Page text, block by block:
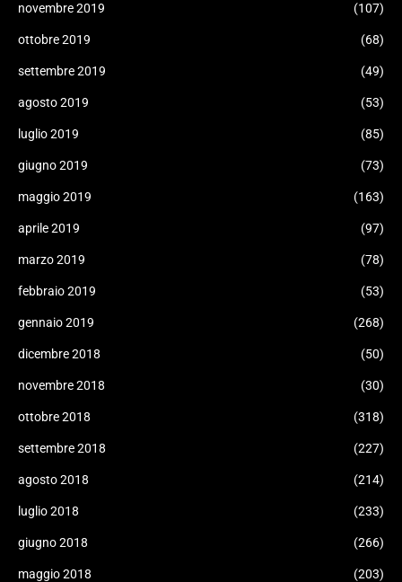
novembre 2019 (107)
ottobre 2019 (68)
settembre 2019 (49)
agosto 2019 (53)
luglio 2019 (85)
giugno 2019 (73)
maggio 2019 (163)
aprile 2019 (97)
marzo 2019 (78)
febbraio 2019 (53)
gennaio 2019 (268)
dicembre 2018 (50)
novembre 2018 (30)
ottobre 2018 (318)
settembre 2018 (227)
agosto 2018 (214)
luglio 2018 (233)
giugno 2018 (266)
maggio 2018 (203)